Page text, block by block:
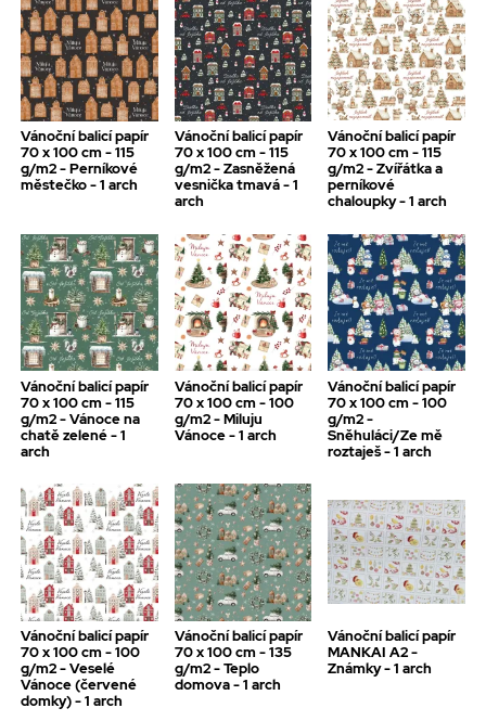
Vánoční balicí papír
70 x 100 cm - 115
g/m2 - Perníkové
městečko - 1 arch
Vánoční balicí papír
70 x 100 cm - 115
g/m2 - Zasněžená
vesnička tmavá - 1
arch
Vánoční balicí papír
70 x 100 cm - 115
g/m2 - Zvířátka a
perníkové
chaloupky - 1 arch
Vánoční balicí papír
70 x 100 cm - 115
g/m2 - Vánoce na
chatě zelené - 1
arch
Vánoční balicí papír
70 x 100 cm - 100
g/m2 - Miluju
Vánoce - 1 arch
Vánoční balicí papír
70 x 100 cm - 100
g/m2 -
Sněhuláci/Ze mě
roztaješ - 1 arch
Vánoční balicí papír
70 x 100 cm - 100
g/m2 - Veselé
Vánoce (červené
domky) - 1 arch
Vánoční balicí papír
70 x 100 cm - 135
g/m2 - Teplo
domova - 1 arch
Vánoční balicí papír
MANKAI A2 -
Známky - 1 arch